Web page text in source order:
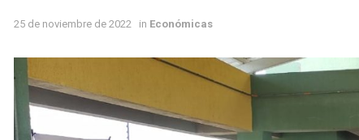
25 de noviembre de 2022 in Económicas